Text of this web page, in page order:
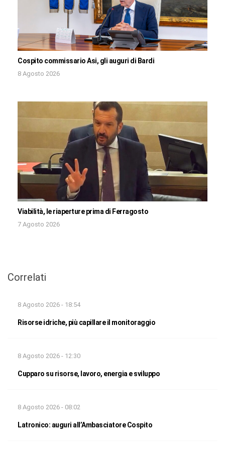
Cospito commissario Asi, gli auguri di Bardi
8 Agosto 2026
Viabilità, le riaperture prima di Ferragosto
7 Agosto 2026
Correlati
8 Agosto 2026 - 18:54
Risorse idriche, più capillare il monitoraggio
8 Agosto 2026 - 12:30
Cupparo su risorse, lavoro, energia e sviluppo
8 Agosto 2026 - 08:02
Latronico: auguri all’Ambasciatore Cospito